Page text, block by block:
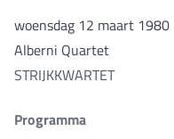
woensdag 12 maart 1980
Alberni Quartet
STRIJKKWARTET
Programma